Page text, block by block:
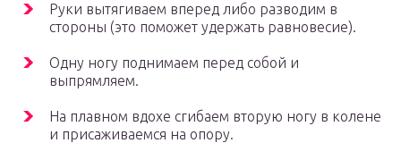
Руки вытягиваем вперед либо разводим в
стороны (это поможет удержать равновесие).
Одну ногу поднимаем перед собой и
выпрямляем.
На плавном вдохе сгибаем вторую ногу в колене
и присаживаемся на опору.